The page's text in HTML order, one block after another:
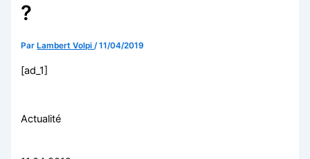
?
Par Lambert Volpi/11/04/2019
[ad_1]
Actualité